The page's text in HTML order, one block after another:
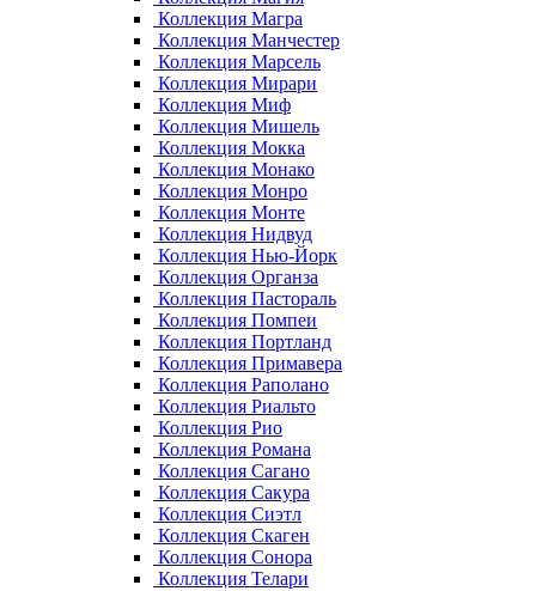
Коллекция Магра
Коллекция Манчестер
Коллекция Марсель
Коллекция Мирари
Коллекция Миф
Коллекция Мишель
Коллекция Мокка
Коллекция Монако
Коллекция Монро
Коллекция Монте
Коллекция Нидвуд
Коллекция Нью-Йорк
Коллекция Органза
Коллекция Пастораль
Коллекция Помпеи
Коллекция Портланд
Коллекция Примавера
Коллекция Раполано
Коллекция Риальто
Коллекция Рио
Коллекция Романа
Коллекция Сагано
Коллекция Сакура
Коллекция Сиэтл
Коллекция Скаген
Коллекция Сонора
Коллекция Телари